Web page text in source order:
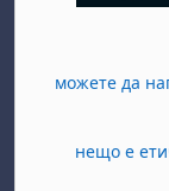
можете да
нещо е